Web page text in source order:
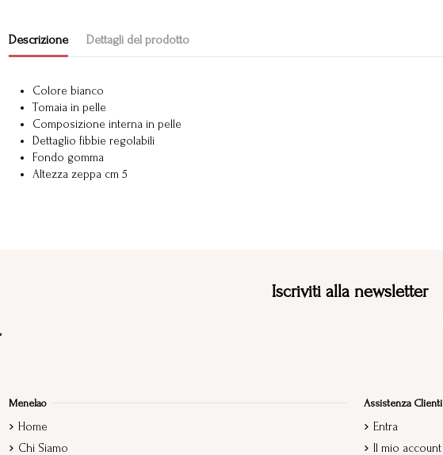
Descrizione Dettagli del prodotto
Colore bianco
Tomaia in pelle
Composizione interna in pelle
Dettaglio fibbie regolabili
Fondo gomma
Altezza zeppa cm 5
Iscriviti alla newsletter
Menelao
Home
Chi Siamo
Assistenza Clienti
Entra
Il mio account